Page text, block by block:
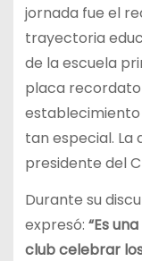
jornada fue el
trayectoria
de la escuela
placa
tan especial.
presidente del
Durante su
expresó: “Es
club celebrar